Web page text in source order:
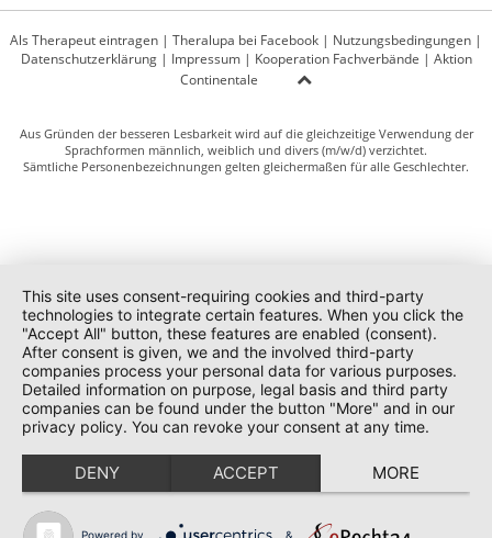
Als Therapeut eintragen | Theralupa bei Facebook | Nutzungsbedingungen |
Datenschutzerklärung| Impressum| Kooperation Fachverbände | Aktion
Continentale
Aus Gründen der besseren Lesbarkeit wird auf die gleichzeitige Verwendung der
Sprachformen männlich, weiblich und divers (m/w/d) verzichtet.
Sämtliche Personenbezeichnungen gelten gleichermaßen für alle Geschlechter.
This site uses consent-requiring cookies and third-party
technologies to integrate certain features. When you click the
"Accept All" button, these features are enabled (consent).
After consent is given, we and the involved third-party
companies process your personal data for various purposes.
Detailed information on purpose, legal basis and third party
companies can be found under the button "More" and in our
privacy policy. You can revoke your consent at any time.
DENY ACCEPT MORE
Powered by &